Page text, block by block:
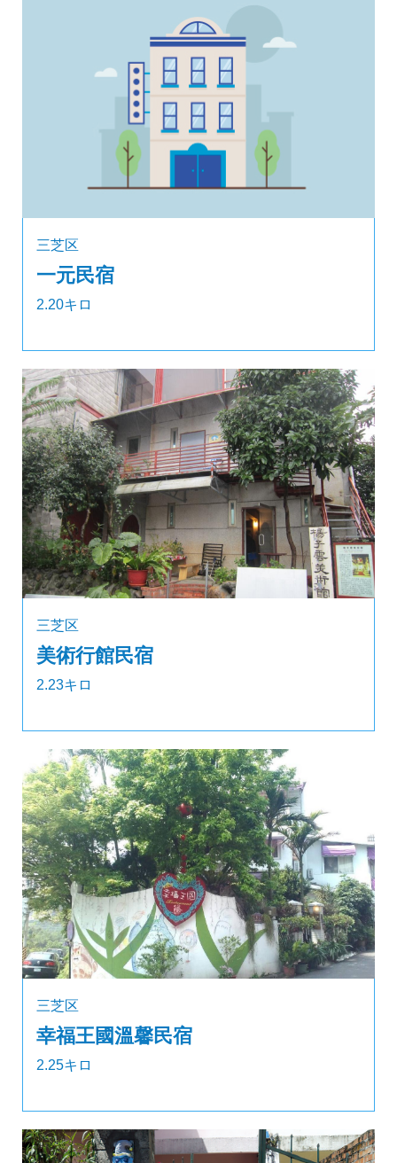
三芝区
一元民宿
2.20キロ
三芝区
美術行館民宿
2.23キロ
三芝区
幸福王國溫馨民宿
2.25キロ